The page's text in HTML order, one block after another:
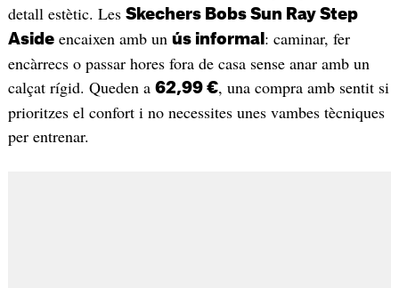
detall estètic. Les Skechers Bobs Sun Ray Step
Asideencaixen amb un ús informal : caminar, fer
encàrrecs o passar hores fora de casa sense anar amb un
calçat rígid. Queden a 62,99 €, una compra amb sentit si
prioritzes el confort i no necessites unes vambes tècniques
per entrenar.